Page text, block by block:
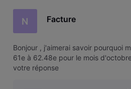
N Facture
Bonjour , j'aimerai savoir pourquoi
61e à 62.48e pour le mois
votre réponse